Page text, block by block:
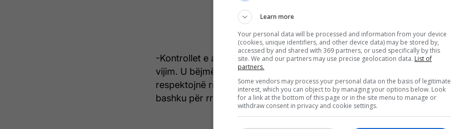
-Kontrollet e aksionit të intensifikuar vazhdojnë edhe në ditët në
vijim. U bëjmë thirrje të gjithë përdoruesve të rrugës që të
respektojnë rregullat e qarkullimit rrugor dhe të kontribuojmë së
bashku për rrugë më të sigurta, thonë nga MPB-ja.
Learn more
Your personal data will be processed and information from your device
(cookies, unique identifiers, and other device data) may be stored by,
accessed by and shared with 369 partners, or used specifically by this
site. We and our partners may use precise geolocation data. List of
partners.
Some vendors may process your personal data on the basis of legitimate
interest, which you can object to by managing your options below. Look
for a link at the bottom of this page or in the site menu to manage or
withdraw consent in privacy and cookie settings.